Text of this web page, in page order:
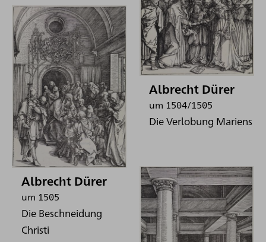
Albrecht Dürer
um 1504/1505
Die Verlobung Mariens
Albrecht Dürer
um 1505
Die Beschneidung
Christi